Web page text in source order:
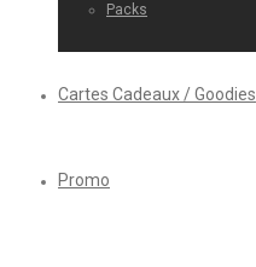
Packs
Cartes Cadeaux / Goodies
Promo